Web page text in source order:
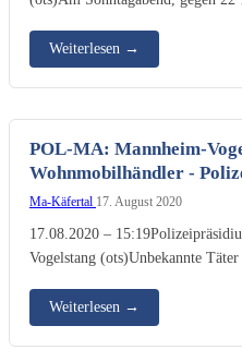
Weiterlesen →
POL-MA: Mannheim-
Wohnmobilhändler -
Ma-Käfertal 17. August 2020
17.08.2020 –
Vogelstang (ots)Unbekannte
Weiterlesen →